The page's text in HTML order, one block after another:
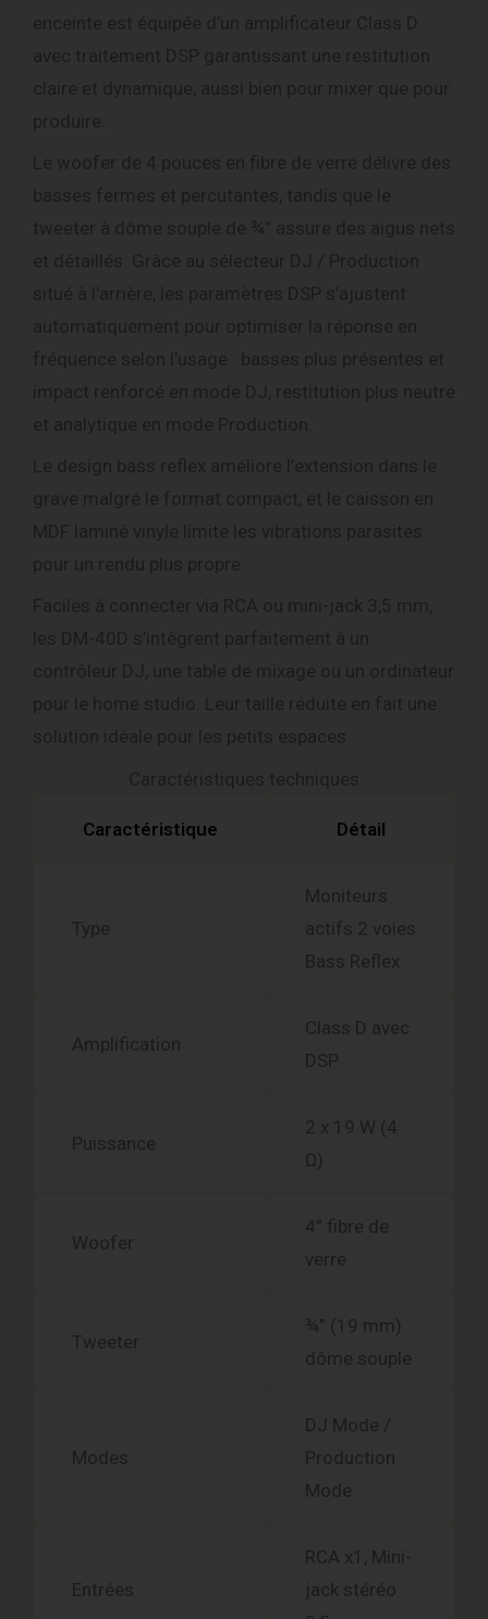
Caractéristique Détail
Type
Moniteurs
actifs 2 voies
Bass Reflex
Amplification
Class D avec
DSP
Puissance
2 x 19 W (4
Ω)
Woofer
4” fibre de
verre
Tweeter
¾” (19 mm)
dôme souple
Modes
DJ Mode /
Production
Mode
Entrées
RCA x1, Mini-
jack stéréo